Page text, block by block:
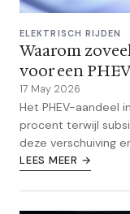
ELEKTRISCH RIJDEN
Waarom
voor een
17 May 2026
Het PHEV-aandeel
procent terwijl
deze verschuiving
keuze?
LEES MEER →